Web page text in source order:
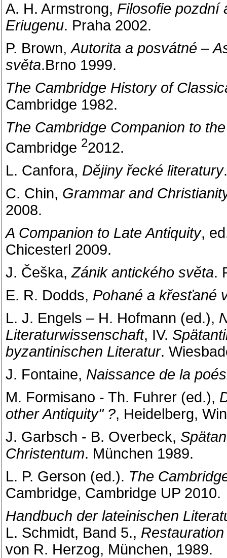
A. H. Armstrong, Filosofie pozdní
Eriugenu. Praha 2002.
P. Brown, Autorita a posvátné –
světa.Brno 1999.
The Cambridge History of
Cambridge 1982.
The Cambridge Companion to
Cambridge 22012.
L. Canfora, Dějiny řecké literatury
C. Chin, Grammar and
2008.
A Companion to Late Antiquity,
Chicesterl 2009.
J. Češka,Zánik antického světa.
E. R. Dodds, Pohané a křesťané
L. J. Engels – H. Hofmann (ed.),
Literaturwissenschaft, IV.
byzantinischen Literatur.
J. Fontaine, Naissance de la
M. Formisano - Th. Fuhrer (ed.),
other Antiquity" ?, Heidelberg,
J. Garbsch - B. Overbeck,
Christentum. München 1989.
L. P. Gerson (ed.). The
Cambridge, Cambridge UP 2010.
Handbuch der lateinischen
L. Schmidt, Band 5.,
von R. Herzog, München, 1989.